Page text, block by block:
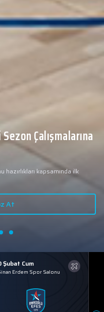
Çalışmalarına
kapsamında ilk
At
Şubat Cum
Erdem Spor Salonu